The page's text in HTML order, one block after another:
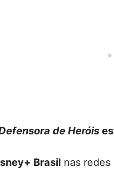
de Heróis
Brasil nas